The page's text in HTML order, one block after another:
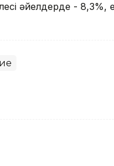
әйелдерде - 8,3%,